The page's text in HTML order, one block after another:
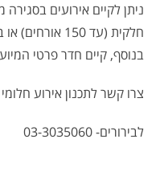
חלקית (עד 150 אורחים) או בחוץ (עד 200 אורחים).
בנוסף, קיים חדר פרטי המיועד
צרו קשר לתכנון אירוע
לבירורים- 03-3035060